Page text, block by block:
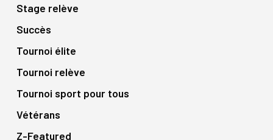
Stage relève
Succès
Tournoi élite
Tournoi relève
Tournoi sport pour tous
Vétérans
Z-Featured